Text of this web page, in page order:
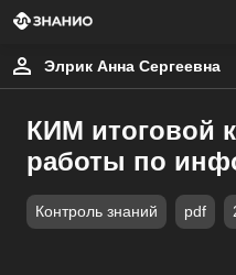
Элрик Анна Сергеевна
КИМ итоговой
работы по
Контроль знаний pdf